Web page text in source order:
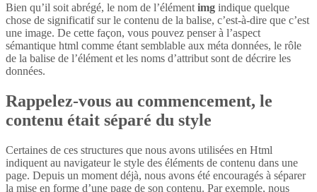
Bien qu’il soit abrégé, le nom de l’élément img indique quelque
chose de significatif sur le contenu de la balise, c’est-à-dire que c’est
une image. De cette façon, vous pouvez penser à l’aspect
sémantique html comme étant semblable aux méta données, le rôle
de la balise de l’élément et les noms d’attribut sont de décrire les
données.
Rappelez-vous au commencement, le
contenu était séparé du style
Certaines de ces structures que nous avons utilisées en Html
indiquent au navigateur le style des éléments de contenu dans une
page. Depuis un moment déjà, nous avons été encouragés à séparer
la mise en forme d’une page de son contenu. Par exemple, nous